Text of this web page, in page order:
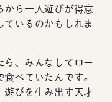
から一人遊びが得意
ているのかもしれま
ら、みんなしてロー
べていたんです。
びを生み出す天才